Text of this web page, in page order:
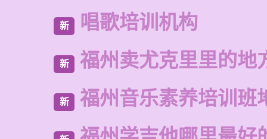
新 唱歌培训机构
新 福州卖尤克里里的地
新 福州音乐素养培训班